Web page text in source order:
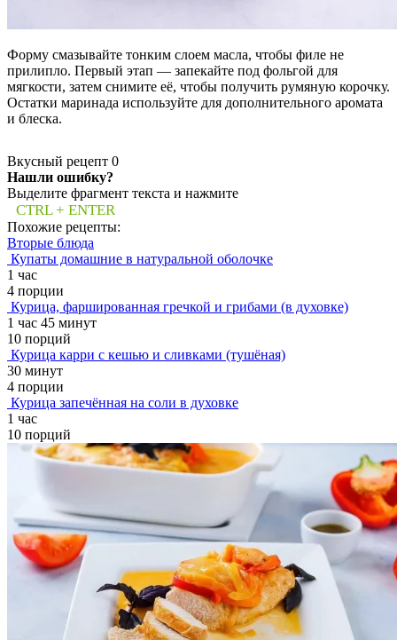
Форму смазывайте тонким слоем масла, чтобы филе не
прилипло. Первый этап — запекайте под фольгой для
мягкости, затем снимите её, чтобы получить румяную корочку.
Остатки маринада используйте для дополнительного аромата
и блеска.
Вкусный рецепт 0
Нашли ошибку?
Выделите фрагмент текста и нажмите
CTRL + ENTER
Похожие рецепты:
Вторые блюда
Купаты домашние в натуральной оболочке
1 час
4 порции
Курица, фаршированная гречкой и грибами (в духовке)
1 час 45 минут
10 порций
Курица карри с кешью и сливками (тушёная)
30 минут
4 порции
Курица запечённая на соли в духовке
1 час
10 порций